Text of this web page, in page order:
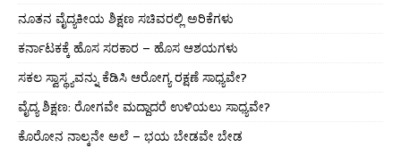
ನೂತನ ವೈದ್ಯಕೀಯ ಶಿಕ್ಷಣ ಸಚಿವರಲ್ಲಿ ಅರಿಕೆಗಳು
ಕರ್ನಾಟಕಕ್ಕೆ ಹೊಸ ಸರಕಾರ – ಹೊಸ ಆಶಯಗಳು
ಸಕಲ ಸ್ವಾಸ್ಥ್ಯವನ್ನು ಕೆಡಿಸಿ ಆರೋಗ್ಯ ರಕ್ಷಣೆ ಸಾಧ್ಯವೇ?
ವೈದ್ಯ ಶಿಕ್ಷಣ: ರೋಗವೇ ಮದ್ದಾದರೆ ಉಳಿಯಲು ಸಾಧ್ಯವೇ?
ಕೊರೋನ ನಾಲ್ಕನೇ ಅಲೆ – ಭಯ ಬೇಡವೇ ಬೇಡ